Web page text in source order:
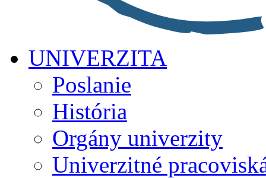
UNIVERZITA
Poslanie
História
Orgány univerzity
Univerzitné